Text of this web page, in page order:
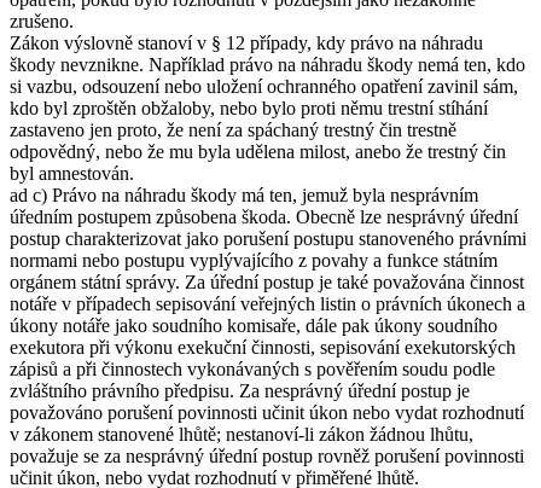
zrušeno.
Zákon výslovně stanoví v § 12 případy, kdy právo na náhradu
škody nevznikne. Například právo na náhradu škody nemá ten, kdo
si vazbu, odsouzení nebo uložení ochranného opatření zavinil sám,
kdo byl zproštěn obžaloby, nebo bylo proti němu trestní stíhání
zastaveno jen proto, že není za spáchaný trestný čin trestně
odpovědný, nebo že mu byla udělena milost, anebo že trestný čin
byl amnestován.
ad c) Právo na náhradu škody má ten, jemuž byla nesprávním
úředním postupem způsobena škoda. Obecně lze nesprávný úřední
postup charakterizovat jako porušení postupu stanoveného právními
normami nebo postupu vyplývajícího z povahy a funkce státním
orgánem státní správy. Za úřední postup je také považována činnost
notáře v případech sepisování veřejných listin o právních úkonech a
úkony notáře jako soudního komisaře, dále pak úkony soudního
exekutora při výkonu exekuční činnosti, sepisování exekutorských
zápisů a při činnostech vykonávaných s pověřením soudu podle
zvláštního právního předpisu. Za nesprávný úřední postup je
považováno porušení povinnosti učinit úkon nebo vydat rozhodnutí
v zákonem stanovené lhůtě; nestanoví-li zákon žádnou lhůtu,
považuje se za nesprávný úřední postup rovněž porušení povinnosti
učinit úkon, nebo vydat rozhodnutí v přiměřené lhůtě.